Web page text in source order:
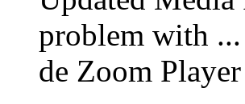
problem with
de Zoom Player